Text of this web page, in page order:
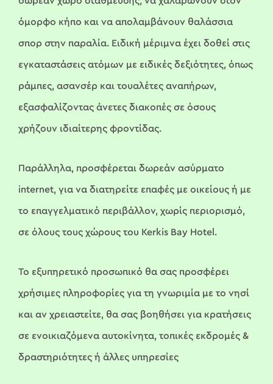
όμορφο κήπο και να απολαμβάνουν θαλάσσια
σπορ στην παραλία. Ειδική μέριμνα έχει δοθεί στις
εγκαταστάσεις ατόμων με ειδικές δεξιότητες, όπως
ράμπες, ασανσέρ και τουαλέτες αναπήρων,
εξασφαλίζοντας άνετες διακοπές σε όσους
χρήζουν ιδιαίτερης φροντίδας.
Παράλληλα, προσφέρεται δωρεάν ασύρματο
internet, για να διατηρείτε επαφές με οικείους ή με
το επαγγελματικό περιβάλλον, χωρίς περιορισμό,
σε όλους τους χώρους του Kerkis Bay Hotel.
Το εξυπηρετικό προσωπικό θα σας προσφέρει
χρήσιμες πληροφορίες για τη γνωριμία με το νησί
και αν χρειαστείτε, θα σας βοηθήσει για κρατήσεις
σε ενοικιαζόμενα αυτοκίνητα, τοπικές εκδρομές &
δραστηριότητες ή άλλες υπηρεσίες